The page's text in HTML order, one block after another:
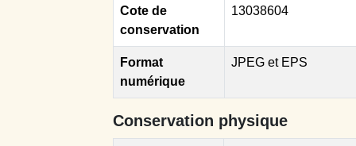
Cote de
conservation
13038604
Format
numérique
JPEG et EPS
Conservation physique